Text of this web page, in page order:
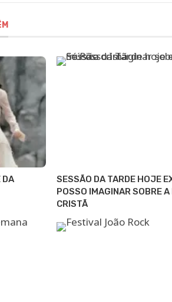
DA
SESSÃO DA TARDE HOJE
POSSO IMAGINAR SOBRE
CRISTÃ